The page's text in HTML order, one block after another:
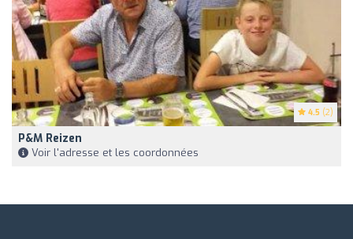
4.5 (2)
P&m Reizen
Voir l'adresse et les coordonnées